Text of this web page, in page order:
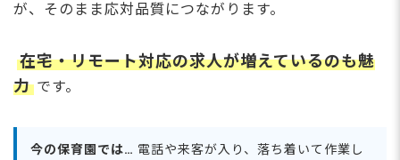
が、そのまま応対品質につながります。
在宅・リモート対応の求人が増えているのも魅
力 です。
今の保育園では… 電話や来客が入り、落ち着いて作業し